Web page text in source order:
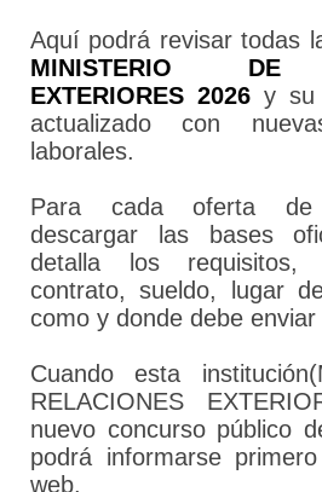
Aquí podrá revisar todas
MINISTERIO DE
EXTERIORES 2026 y su
actualizado con
laborales.
Para cada oferta de
descargar las bases
detalla los requisitos,
contrato, sueldo, lugar
como y donde debe enviar
Cuando esta
RELACIONES
nuevo concurso público
podrá informarse
web.